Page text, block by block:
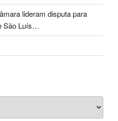
lideram disputa para
São Luís…